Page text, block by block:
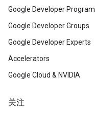
Google Developer Program
Google Developer Groups
Google Developer Experts
Accelerators
Google Cloud & NVIDIA
关注